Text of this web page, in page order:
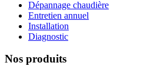
Dépannage chaudière
Entretien annuel
Installation
Diagnostic
Nos produits